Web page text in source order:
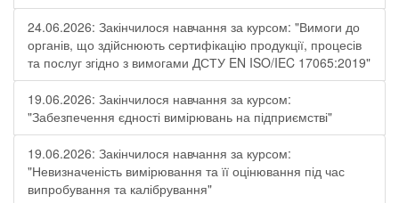
24.06.2026: Закінчилося навчання за курсом: "Вимоги до
органів, що здійснюють сертифікацію продукції, процесів
та послуг згідно з вимогами ДСТУ EN ISO/IEC 17065:2019"
19.06.2026: Закінчилося навчання за курсом:
"Забезпечення єдності вимірювань на підприємстві"
19.06.2026: Закінчилося навчання за курсом:
"Невизначеність вимірювання та її оцінювання під час
випробування та калібрування"